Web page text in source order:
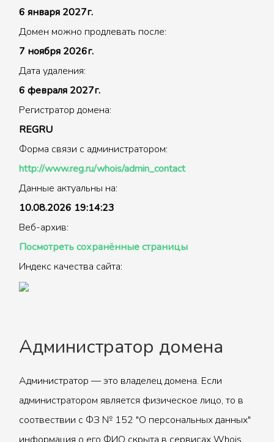
6 января 2027г.
Домен можно продлевать после:
7 ноября 2026г.
Дата удаления:
6 февраля 2027г.
Регистратор домена:
REGRU
Форма связи с администратором:
http://www.reg.ru/whois/admin_contact
Данные актуальны на:
10.08.2026 19:14:23
Веб-архив:
Посмотреть сохранённые страницы
Индекс качества сайта:
Администратор домена
Администратор — это владелец домена. Если
администратором является физическое лицо, то в
соотвествии с ФЗ № 152 "О персональных данных"